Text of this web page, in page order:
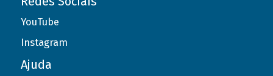
YouTube
Instagram
Ajuda